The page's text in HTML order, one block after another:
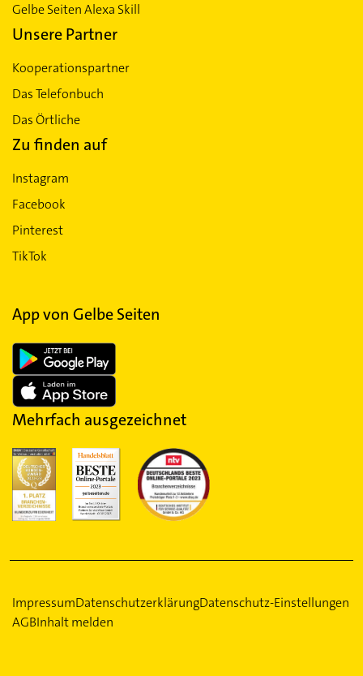
Gelbe Seiten Alexa Skill
Unsere Partner
Kooperationspartner
Das Telefonbuch
Das Örtliche
Zu finden auf
Instagram
Facebook
Pinterest
TikTok
App von Gelbe Seiten
Mehrfach ausgezeichnet
ImpressumDatenschutzerklärungDatenschutz-Einstellungen
AGBInhalt melden